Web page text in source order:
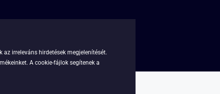
irreleváns hirdetések megjelenítését.
A cookie-fájlok segítenek a